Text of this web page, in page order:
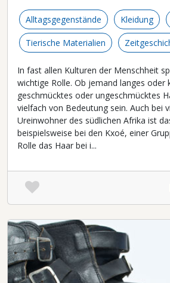
Alltagsgegenstände Kleidung
Tierische Materialien
In fast allen Kulturen der Menschheit
wichtige Rolle. Ob jemand langes oder
geschmücktes oder ungeschmücktes
vielfach von Bedeutung sein. Auch bei
Ureinwohner des südlichen Afrika ist
beispielsweise bei den Kxoé, einer
Rolle das Haar bei i...